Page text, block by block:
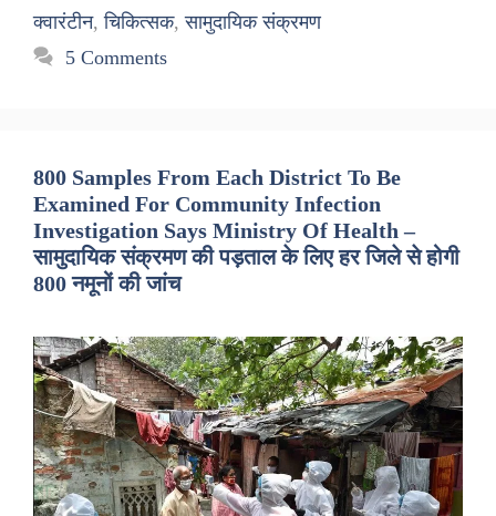
क्वारंटीन,चिकित्सक,सामुदायिक संक्रमण
5 Comments
800 Samples From Each District To Be
Examined For Community Infection
Investigation Says Ministry Of Health –
सामुदायिक संक्रमण की पड़ताल के लिए हर जिले से होगी
800 नमूनों की जांच